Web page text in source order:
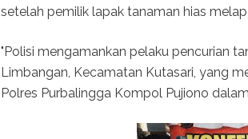
setelah pemilik lapak tanaman hias
"Polisi mengamankan pelaku pencurian
Limbangan, Kecamatan Kutasari, yang
Polres Purbalingga Kompol Pujiono